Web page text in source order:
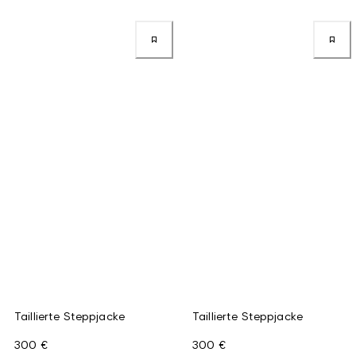
Taillierte Steppjacke
300 €
Taillierte Steppjacke
300 €